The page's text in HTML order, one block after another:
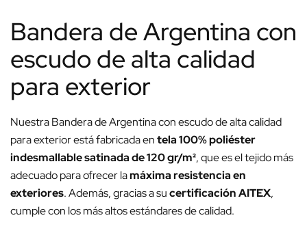
Bandera de Argentina con
escudo de alta calidad
para exterior
Nuestra Bandera de Argentina con escudo de alta calidad
para exterior está fabricada entela 100% poliéster
indesmallable satinada de 120 gr/m², que es el tejido más
adecuado para ofrecer lamáxima resistencia en
exteriores. Además, gracias a sucertificación AITEX,
cumple con los más altos estándares de calidad.